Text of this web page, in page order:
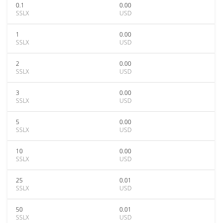
0.1
SSLX
0.00
USD
1
SSLX
0.00
USD
2
SSLX
0.00
USD
3
SSLX
0.00
USD
5
SSLX
0.00
USD
10
SSLX
0.00
USD
25
SSLX
0.01
USD
50
SSLX
0.01
USD